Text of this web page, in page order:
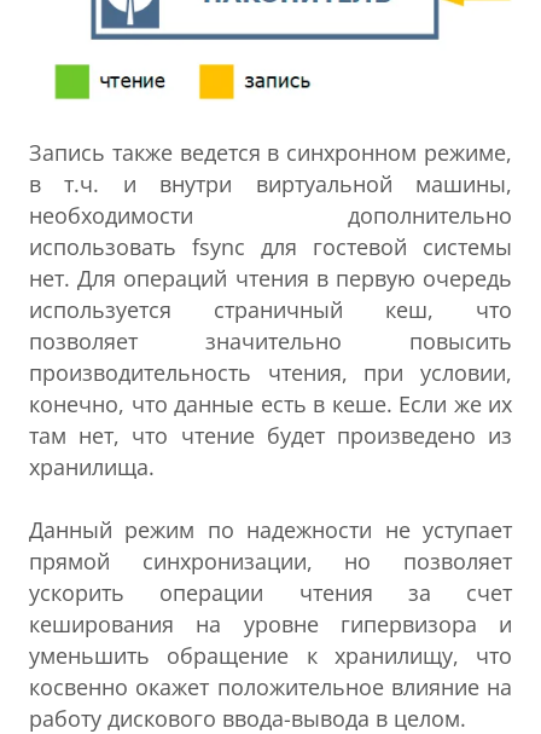
Запись также ведется в синхронном режиме,
в т.ч. и внутри виртуальной машины,
необходимости дополнительно
использовать fsync для гостевой системы
нет. Для операций чтения в первую очередь
используется страничный кеш, что
позволяет значительно повысить
производительность чтения, при условии,
конечно, что данные есть в кеше. Если же их
там нет, что чтение будет произведено из
хранилища.
Данный режим по надежности не уступает
прямой синхронизации, но позволяет
ускорить операции чтения за счет
кеширования на уровне гипервизора и
уменьшить обращение к хранилищу, что
косвенно окажет положительное влияние на
работу дискового ввода-вывода в целом.